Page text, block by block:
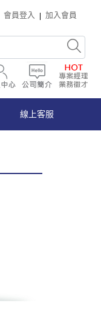
會員登入 加入會員
682-828會員中心 公司簡介
線上客服